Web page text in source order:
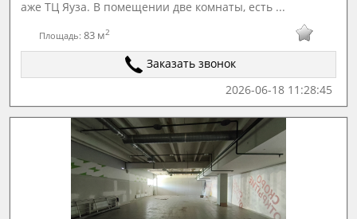
аже ТЦ Яуза. В помещении две комнаты, есть ...
Площадь:83 м2
Заказать звонок
2026-06-18 11:28:45